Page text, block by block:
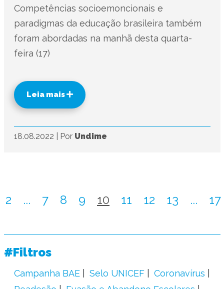
Competências socioemoncionais e
paradigmas da educação brasileira também
foram abordadas na manhã desta quarta-
feira (17)
Leia mais
18.08.2022 Por Undime
2 ... 7 8 9 10 11 12 13 ... 17
#Filtros
Campanha BAE Selo UNICEF
Coronavírus